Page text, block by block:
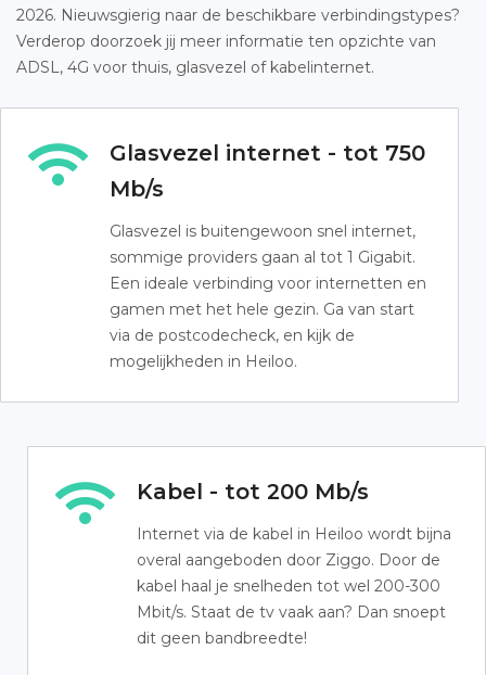
2026. Nieuwsgierig naar de beschikbare verbindingstypes?
Verderop doorzoek jij meer informatie ten opzichte van
ADSL, 4G voor thuis, glasvezel of kabelinternet.
Glasvezel internet - tot 750
Mb/s
Glasvezel is buitengewoon snel internet,
sommige providers gaan al tot 1 Gigabit.
Een ideale verbinding voor internetten en
gamen met het hele gezin. Ga van start
via de postcodecheck, en kijk de
mogelijkheden in Heiloo.
Kabel - tot 200 Mb/s
Internet via de kabel in Heiloo wordt bijna
overal aangeboden door Ziggo. Door de
kabel haal je snelheden tot wel 200-300
Mbit/s. Staat de tv vaak aan? Dan snoept
dit geen bandbreedte!